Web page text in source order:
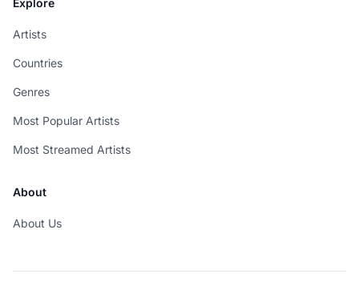
Artists
Countries
Genres
Most Popular Artists
Most Streamed Artists
About
About Us